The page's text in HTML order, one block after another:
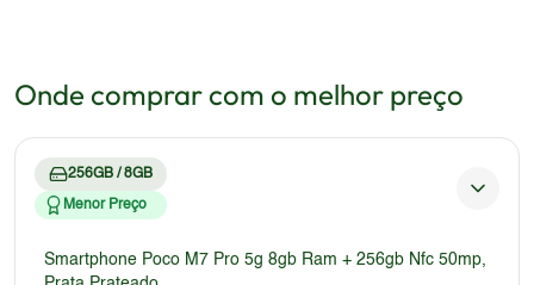
Onde comprar com o melhor preço
256GB / 8GB
Menor Preço
Smartphone Poco M7 Pro 5g 8gb Ram + 256gb Nfc 50mp,